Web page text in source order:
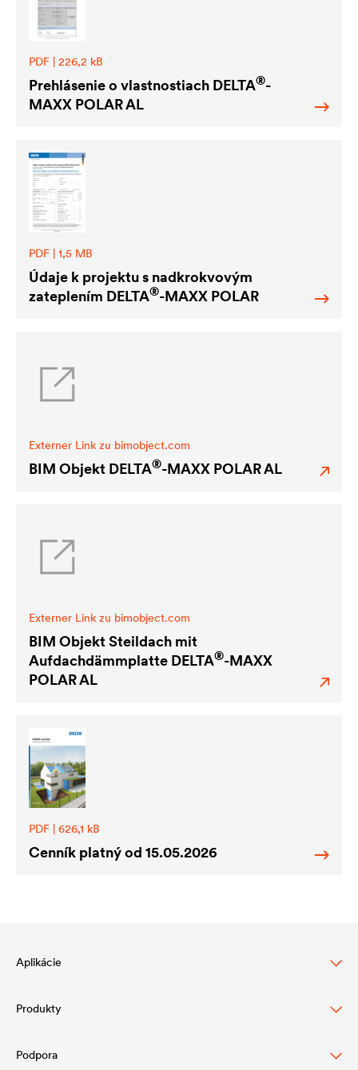
PDF | 226,2 kB
Prehlásenie o vlastnostiach DELTA®-
MAXX POLAR AL
PDF | 1,5 MB
Údaje k projektu s nadkrokvovým
zateplením DELTA®-MAXX POLAR
Externer Link zu bimobject.com
BIM Objekt DELTA®-MAXX POLAR AL
Externer Link zu bimobject.com
BIM Objekt Steildach mit
Aufdachdämmplatte DELTA®-MAXX
POLAR AL
PDF | 626,1 kB
Cenník platný od 15.05.2026
Aplikácie
Ochrana šikmej strechy
Ochrana a dizajn fasády
Produkty
Podstrešné fólie
Podpora